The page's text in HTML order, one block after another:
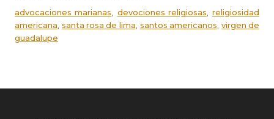
advocaciones marianas, devociones religiosas, religiosidad
americana,santa rosa de lima, santos americanos, virgen de
guadalupe